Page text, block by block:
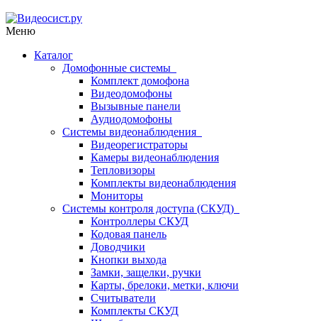
Меню
Каталог
Домофонные системы
Комплект домофона
Видеодомофоны
Вызывные панели
Аудиодомофоны
Системы видеонаблюдения
Видеорегистраторы
Камеры видеонаблюдения
Тепловизоры
Комплекты видеонаблюдения
Мониторы
Системы контроля доступа (СКУД)
Контроллеры СКУД
Кодовая панель
Доводчики
Кнопки выхода
Замки, защелки, ручки
Карты, брелоки, метки, ключи
Считыватели
Комплекты СКУД